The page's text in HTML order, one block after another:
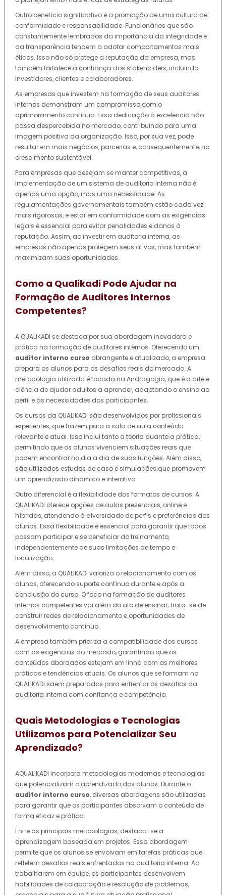
Outro benefício significativo é a promoção de uma cultura de
conformidade e responsabilidade. Funcionários que são
constantemente lembrados da importância da integridade e
da transparência tendem a adotar comportamentos mais
éticos. Isso não só protege a reputação da empresa, mas
também fortalece a confiança dos stakeholders, incluindo
investidores, clientes e colaboradores.
As empresas que investem na formação de seus auditores
internos demonstram um compromisso com o
aprimoramento contínuo. Essa dedicação à excelência não
passa despercebida no mercado, contribuindo para uma
imagem positiva da organização. Isso, por sua vez, pode
resultar em mais negócios, parcerias e, consequentemente, no
crescimento sustentável.
Para empresas que desejam se manter competitivas, a
implementação de um sistema de auditoria interna não é
apenas uma opção, mas uma necessidade. As
regulamentações governamentais também estão cada vez
mais rigorosas, e estar em conformidade com as exigências
legais é essencial para evitar penalidades e danos à
reputação. Assim, ao investir em auditoria interna, as
empresas não apenas protegem seus ativos, mas também
maximizam suas oportunidades.
Como a Qualikadi Pode Ajudar na
Formação de Auditores Internos
Competentes?
A QUALIKADI se destaca por sua abordagem inovadora e
prática na formação de auditores internos. Oferecendo um
auditor interno curso abrangente e atualizado, a empresa
prepara os alunos para os desafios reais do mercado. A
metodologia utilizada é focada na Andragogia, que é a arte e
ciência de ajudar adultos a aprender, adaptando o ensino ao
perfil e às necessidades dos participantes.
Os cursos da QUALIKADI são desenvolvidos por profissionais
experientes, que trazem para a sala de aula conteúdo
relevante e atual. Isso inclui tanto a teoria quanto a prática,
permitindo que os alunos vivenciem situações reais que
podem encontrar no dia a dia de suas funções. Além disso,
são utilizados estudos de caso e simulações que promovem
um aprendizado dinâmico e interativo.
Outro diferencial é a flexibilidade dos formatos de cursos. A
QUALIKADI oferece opções de aulas presenciais, online e
híbridas, atendendo à diversidade de perfis e preferências dos
alunos. Essa flexibilidade é essencial para garantir que todos
possam participar e se beneficiar do treinamento,
independentemente de suas limitações de tempo e
localização.
Além disso, a QUALIKADI valoriza o relacionamento com os
alunos, oferecendo suporte contínuo durante e após a
conclusão do curso. O foco na formação de auditores
internos competentes vai além do ato de ensinar; trata-se de
construir redes de relacionamento e oportunidades de
desenvolvimento contínuo.
A empresa também prioriza a compatibilidade dos cursos
com as exigências do mercado, garantindo que os
conteúdos abordados estejam em linha com as melhores
práticas e tendências atuais. Os alunos que se formam na
QUALIKADI saem preparados para enfrentar os desafios da
auditoria interna com confiança e competência.
Quais Metodologias e Tecnologias
Utilizamos para Potencializar Seu
Aprendizado?
AQUALIKADI incorpora metodologias modernas e tecnologias
que potencializam o aprendizado dos alunos. Durante o
auditor interno curso, diversas abordagens são utilizadas
para garantir que os participantes absorvam o conteúdo de
forma eficaz e prática.
Entre as principais metodologias, destaca-se a
aprendizagem baseada em projetos. Essa abordagem
permite que os alunos se envolvam em tarefas práticas que
refletem desafios reais enfrentados na auditoria interna. Ao
trabalharem em equipe, os participantes desenvolvem
habilidades de colaboração e resolução de problemas,